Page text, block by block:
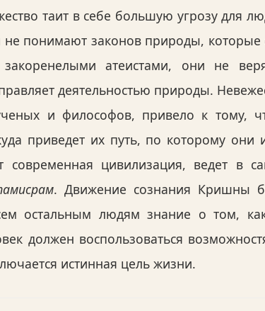
таит в себе большую угрозу для
понимают законов природы, которые
атеистами, они не
деятельностью природы.
и философов, привело к тому,
приведет их путь, по которому они
современная цивилизация, ведет в
. Движение сознания Кришны
остальным людям знание о том,
должен воспользоваться
истинная цель жизни.